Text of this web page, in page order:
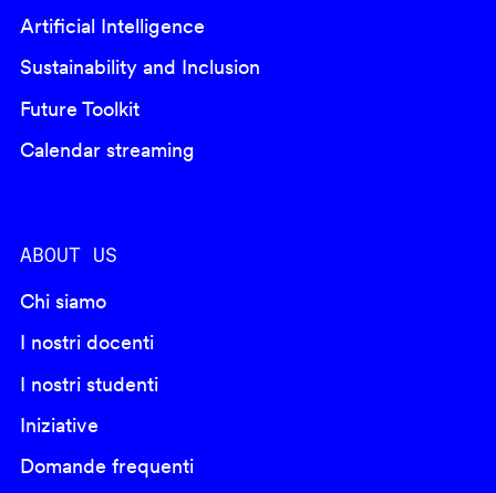
Artificial Intelligence
Sustainability and Inclusion
Future Toolkit
Calendar streaming
ABOUT US
Chi siamo
I nostri docenti
I nostri studenti
Iniziative
Domande frequenti